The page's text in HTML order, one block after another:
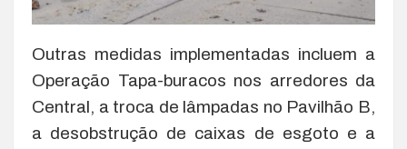
Outras medidas implementadas incluem a
Operação Tapa-buracos nos arredores da
Central, a troca de lâmpadas no Pavilhão B,
a desobstrução de caixas de esgoto e a